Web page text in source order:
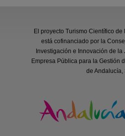
El proyecto Turismo Científico
está cofinanciado por la
Investigación e Innovación de la
Empresa Pública para la Gestión
de Andalucía,